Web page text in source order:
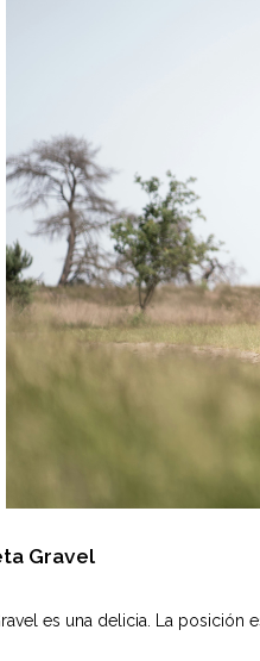
Gravel
es una delicia. La